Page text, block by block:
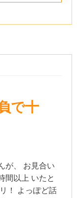
で十
が、 お見合い
間以上 いたと
！ よっぽど話